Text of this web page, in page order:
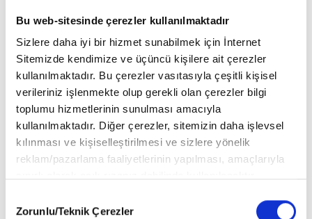
Bu web-sitesinde çerezler kullanılmaktadır
Sizlere daha iyi bir hizmet sunabilmek için İnternet
Sitemizde kendimize ve üçüncü kişilere ait çerezler
kullanılmaktadır. Bu çerezler vasıtasıyla çeşitli kişisel
verileriniz işlenmekte olup gerekli olan çerezler bilgi
toplumu hizmetlerinin sunulması amacıyla
kullanılmaktadır. Diğer çerezler, sitemizin daha işlevsel
kılınması ve kişiselleştirilmesi ve sizlere yönelik
reklam/pazarlama faaliyetlerinin yapılması, amaçlarıyla
vasıtasıyla belirleyebilirsiniz. Çerezlere ilişkin detaylı bilgi
Selection
Zorunlu/Teknik Çerezler
inanarak, yaşasaydın sen de inanırdın,
ama şimdi kutlu yerindesin, gerçek bir
mezarda.
Zeynep Tuna